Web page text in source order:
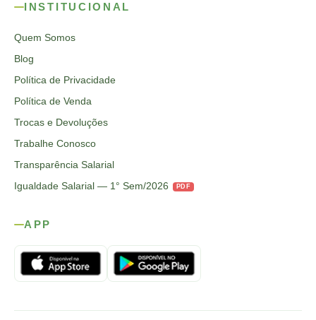
INSTITUCIONAL
Quem Somos
Blog
Política de Privacidade
Política de Venda
Trocas e Devoluções
Trabalhe Conosco
Transparência Salarial
Igualdade Salarial — 1° Sem/2026
PDF
APP